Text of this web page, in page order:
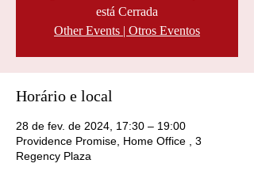
está Cerrada
Other Events | Otros Eventos
Horário e local
28 de fev. de 2024, 17:30 – 19:00
Providence Promise, Home Office , 3
Regency Plaza